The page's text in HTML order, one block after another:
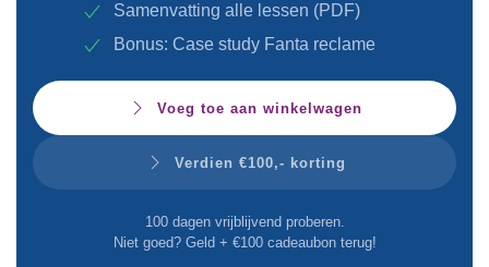
Samenvatting alle lessen (PDF)
Bonus: Case study Fanta reclame
Voeg toe aan winkelwagen
Verdien €100,- korting
100 dagen vrijblijvend proberen.
Niet goed? Geld + €100 cadeaubon terug!